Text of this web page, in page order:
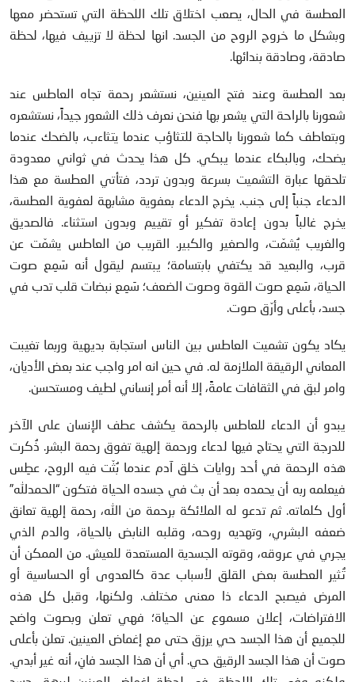
العطسة في الحال، يصعب اختلاق تلك اللحظة التي تستحضر معها
وبشكل ما خروج الروح من الجسد. انها لحظة لا تزييف فيها، لحظة
صادقة، وصادقة بندائها.
بعد العطسة وعند فتح العينين، نستشعر رحمة تجاه العاطس عند
شعورنا بالراحة التي يشعر بها فنحن نعرف ذلك الشعور جيداً، نستشعره
وبتعاطف كما شعورنا بالحاجة للتثاؤب عندما يتثاءب، بالضحك عندما
يضحك، وبالبكاء عندما يبكي. كل هذا يحدث في ثواني معدودة
تلحقها عبارة التشميت بسرعة وبدون تردد، فتأتي العطسة مع هذا
الدعاء جنباً إلى جنب. يخرج الدعاء بعفوية مشابهة لعفوية العطسة،
يخرج غالباً بدون إعادة تفكير أو تقييم وبدون استثناء. فالصديق
والغريب يُشمّت، والصغير والكبير. القريب من العاطس يشمّت عن
قرب، والبعيد قد يكتفي بابتسامة؛ يبتسم ليقول أنه سَمِع صوت
الحياة، سَمِع صوت القوة وصوت الضعف؛ سَمِع نبضات قلب تدب في
جسد، بأعلى وأرّق صوت.
يكاد يكون تشميت العاطس بين الناس استجابة بديهية وربما تغيبت
المعاني الرقيقة الملازمة له. في حين انه امر واجب عند بعض الأديان،
وامر لبق في الثقافات عامةً، إلا أنه أمر إنساني لطيف ومستحسن.
يبدو أن الدعاء للعاطس بالرحمة يكشف عطف الإنسان على الآخر
للدرجة التي يحتاج فيها لدعاء ورحمة إلهية تفوق رحمة البشر. ذُكرت
هذه الرحمة في أحد روايات خلق آدم عندما بُثّت فيه الروح، عطِس
فيعلمه ربه أن يحمده بعد أن بث في جسده الحياة فتكون “الحمدلله”
أول كلماته. ثم تدعو له الملائكة برحمة من الله، رحمة إلهية تعانق
ضعفه البشري، وتهديه روحه، وقلبه النابض بالحياة، والدم الذي
يجري في عروقه، وقوته الجسدية المستعدة للعيش. من الممكن أن
تُثير العطسة بعض القلق لأسباب عدة كالعدوى أو الحساسية أو
المرض فيصبح الدعاء ذا معنى مختلف. ولكنها، وقبل كل هذه
الافتراضات، إعلان مسموع عن الحياة؛ فهي تعلن وبصوت واضح
للجميع أن هذا الجسد حي يرزق حتى مع إغماض العينين. تعلن بأعلى
صوت أن هذا الجسد الرقيق حي. أي أن هذا الجسد فانِ، أنه غير أبدي.